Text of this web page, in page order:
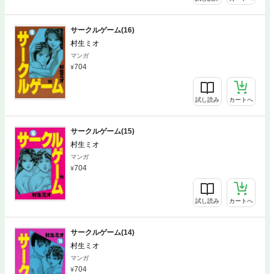
サークルゲーム(16)
村生ミオ
マンガ
704
試し読み カートへ
サークルゲーム(15)
村生ミオ
マンガ
704
試し読み カートへ
サークルゲーム(14)
村生ミオ
マンガ
704